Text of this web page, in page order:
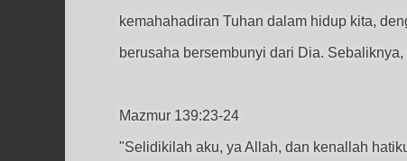
kemahahadiran Tuhan dalam hidup kita,
berusaha bersembunyi dari Dia.
Mazmur 139:23-24
"Selidikilah aku, ya Allah, dan kenallah